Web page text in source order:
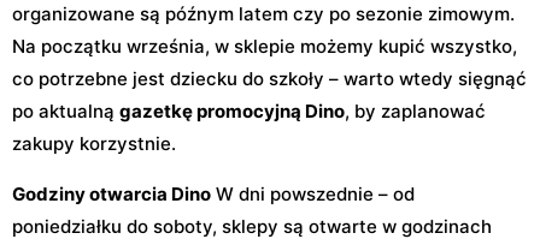
organizowane są późnym latem czy po sezonie zimowym.
Na początku września, w sklepie możemy kupić wszystko,
co potrzebne jest dziecku do szkoły – warto wtedy sięgnąć
po aktualną gazetkę promocyjną Dino, by zaplanować
zakupy korzystnie.
Godziny otwarcia Dino W dni powszednie – od
poniedziałku do soboty, sklepy są otwarte w godzinach